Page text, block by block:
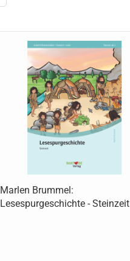
Marlen Brummel:
Lesespurgeschichte - Steinzeit